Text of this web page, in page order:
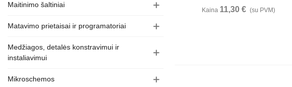
Maitinimo šaltiniai
Matavimo prietaisai ir programatoriai
Medžiagos, detalės konstravimui ir
instaliavimui
Mikroschemos
Kaina 11,30 € (su PVM)